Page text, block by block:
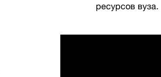
ресурсов вуза.